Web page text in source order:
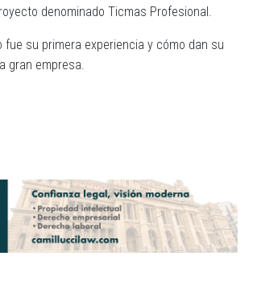
denominado Ticmas Profesional.
fue su primera experiencia y cómo dan su
gran empresa.